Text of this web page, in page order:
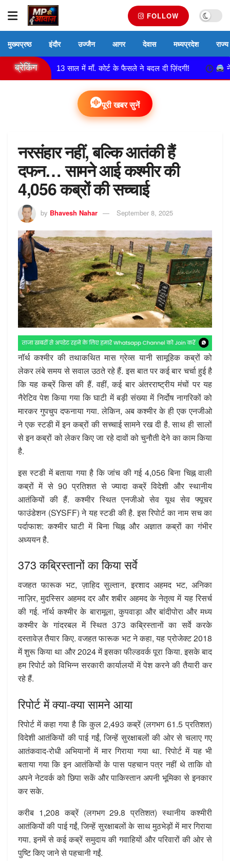
FOLLOW
मुख्यप्रष्ठ इंदौर उज्जैन आगर देवास मध्यप्रदेश राज्य
ब्रेकिंग
13 साल में माँ. कोर्ट के फैसले ने बदल दी ज़िंदगी! नेमावर पुलिस
पूरी खबर सुनें
नरसंहार नहीं, बल्कि आतंकी हैं
दफन… सामने आई कश्मीर की
4,056 कब्रों की सच्चाई
by Bhavesh Nahar September 8, 2025
नॉर्थ कश्मीर की तथाकथित मास ग्रेव्स यानी सामूहिक कब्रों को
लेकर लंबे समय से सवाल उठते रहे हैं. इस बात पर कई बार चर्चा हुई है
कि यह कब्रें किस की हैं. वहीं, कई बार अंतरराष्ट्रीय मंचों पर यह
नैरेटिव पेश किया गया कि घाटी में बड़ी संख्या में निर्दोष नागरिकों को
मारकर गुपचुप दफनाया गया. लेकिन, अब कश्मीर के ही एक एनजीओ
ने एक स्टडी में इन कब्रों की सच्चाई सामने रख दी है. साथ ही सालों
से इन कब्रों को लेकर किए जा रहे दावों को चुनौती देने का काम किया
है.
इस स्टडी में बताया गया है कि जांच की गई 4,056 बिना चिह्न वाली
कब्रों में से 90 प्रतिशत से ज्यादा कब्रें विदेशी और स्थानीय
आतंकियों की हैं. कश्मीर स्थित एनजीओ सेव यूथ सेव फ्यूचर
फाउंडेशन (SYSFF) ने यह स्टडी की है. इस रिपोर्ट का नाम सच का
पर्दाफाश: कश्मीर घाटी में बिना चिह्न और अज्ञात कब्रों का गंभीर
अध्ययन है.
373 कब्रिस्तानों का किया सर्वे
वजहत फारूक भट, ज़ाहिद सुल्तान, इरशाद अहमद भट, अनिका
नाज़िर, मुदस्सिर अहमद दर और शबीर अहमद के नेतृत्व में यह रिसर्च
की गई. नॉर्थ कश्मीर के बारामूला, कुपवाड़ा और बांदीपोरा और मध्य
कश्मीर के गांदरबल में स्थित 373 कब्रिस्तानों का सर्वे करके
दस्तावेज़ तैयार किए. वजहत फारूक भट ने कहा, यह प्रोजेक्ट 2018
में शुरू किया था और 2024 में इसका फील्डवर्क पूरा किया. इसके बाद
हम रिपोर्ट को विभिन्न सरकारी कार्यालयों में पेश करने की तैयारी कर
रहे हैं.
रिपोर्ट में क्या-क्या सामने आया
रिपोर्ट में कहा गया है कि कुल 2,493 कब्रें (लगभग 61.5 प्रतिशत)
विदेशी आतंकियों की पाई गईं, जिन्हें सुरक्षाबलों की ओर से चलाए गए
आतंकवाद-रोधी अभियानों में मार गिराया गया था. रिपोर्ट में यह भी
बताया गया कि इन आतंकियों के पास पहचान पत्र नहीं थे ताकि वो
अपने नेटवर्क को छिपा सकें और पाकिस्तान अपनी भूमिका से इनकार
कर सके.
करीब 1,208 कब्रें (लगभग 29.8 प्रतिशत) स्थानीय कश्मीरी
आतंकियों की पाई गईं, जिन्हें सुरक्षाबलों के साथ मुठभेड़ों में मार गिराया
गया. इनमें से कई कब्रें समुदाय की गवाहियों और परिवारों की ओर से
पुष्टि किए जाने से पहचानी गईं.